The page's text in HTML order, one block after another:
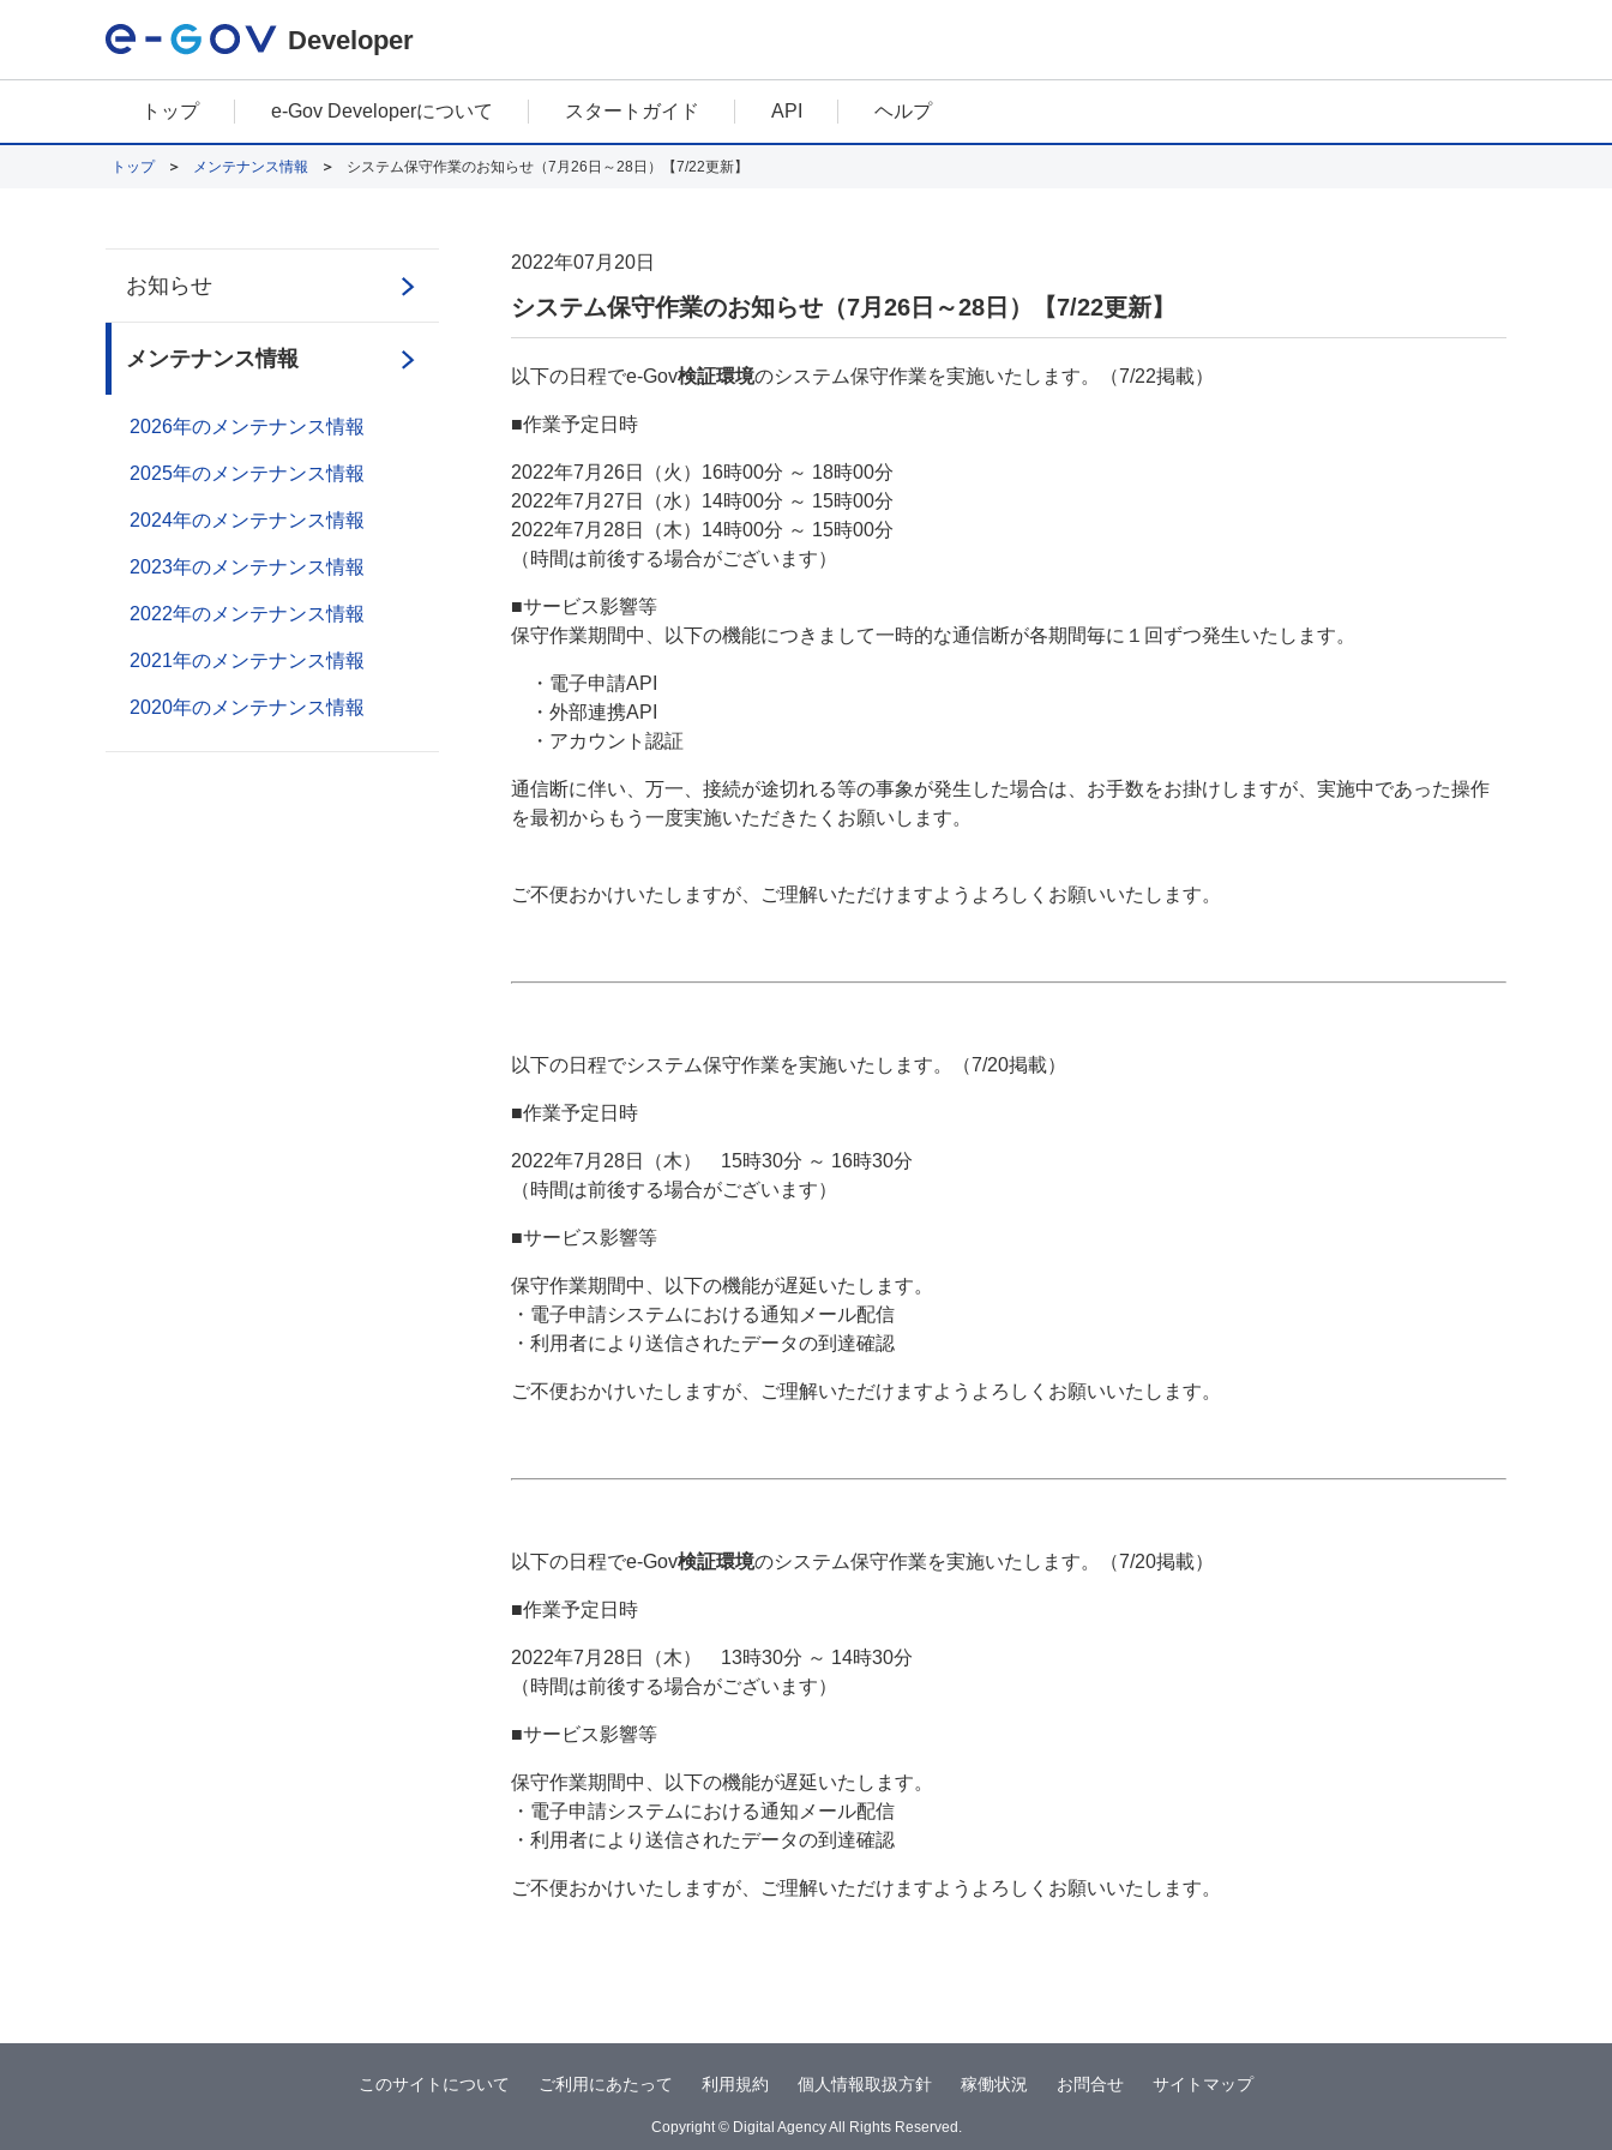
Developer
トップ e-Gov Developerについて スタートガイド API ヘルプ
トップ メンテナンス情報 システム保守作業のお知らせ（7月26日～28日）【7/22更新】
2022年07月20日
システム保守作業のお知らせ（7月26日～28日）【7/22更新】
以下の日程でe-Gov検証環境のシステム保守作業を実施いたします。（7/22掲載）
■作業予定日時
2022年7月26日（火）16時00分 ～ 18時00分
2022年7月27日（水）14時00分 ～ 15時00分
2022年7月28日（木）14時00分 ～ 15時00分
（時間は前後する場合がございます）
■サービス影響等
保守作業期間中、以下の機能につきまして一時的な通信断が各期間毎に１回ずつ発生いたします。
・電子申請API
・外部連携API
・アカウント認証
通信断に伴い、万一、接続が途切れる等の事象が発生した場合は、お手数をお掛けしますが、実施中であった操作
を最初からもう一度実施いただきたくお願いします。
ご不便おかけいたしますが、ご理解いただけますようよろしくお願いいたします。
以下の日程でシステム保守作業を実施いたします。（7/20掲載）
■作業予定日時
2022年7月28日（木） 15時30分 ～ 16時30分
（時間は前後する場合がございます）
■サービス影響等
保守作業期間中、以下の機能が遅延いたします。
・電子申請システムにおける通知メール配信
・利用者により送信されたデータの到達確認
ご不便おかけいたしますが、ご理解いただけますようよろしくお願いいたします。
以下の日程でe-Gov検証環境のシステム保守作業を実施いたします。（7/20掲載）
■作業予定日時
2022年7月28日（木） 13時30分 ～ 14時30分
（時間は前後する場合がございます）
■サービス影響等
保守作業期間中、以下の機能が遅延いたします。
・電子申請システムにおける通知メール配信
・利用者により送信されたデータの到達確認
ご不便おかけいたしますが、ご理解いただけますようよろしくお願いいたします。
お知らせ
メンテナンス情報
2026年のメンテナンス情報
2025年のメンテナンス情報
2024年のメンテナンス情報
2023年のメンテナンス情報
2022年のメンテナンス情報
2021年のメンテナンス情報
2020年のメンテナンス情報
このサイトについて ご利用にあたって 利用規約 個人情報取扱方針 稼働状況 お問合せ サイトマップ
Copyright © Digital Agency All Rights Reserved.